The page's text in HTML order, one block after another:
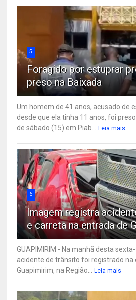
5
Foragido por estuprar
preso na Baixada
Um homem de 41 anos, acusado de
desde que ela tinha 11 anos, foi
de sábado (15) em Piab... Leia mais
6
Imagem registra
e carreta na entrada de
GUAPIMIRIM - Na manhã desta
acidente de trânsito foi registrado na
Guapimirim, na Região... Leia mais